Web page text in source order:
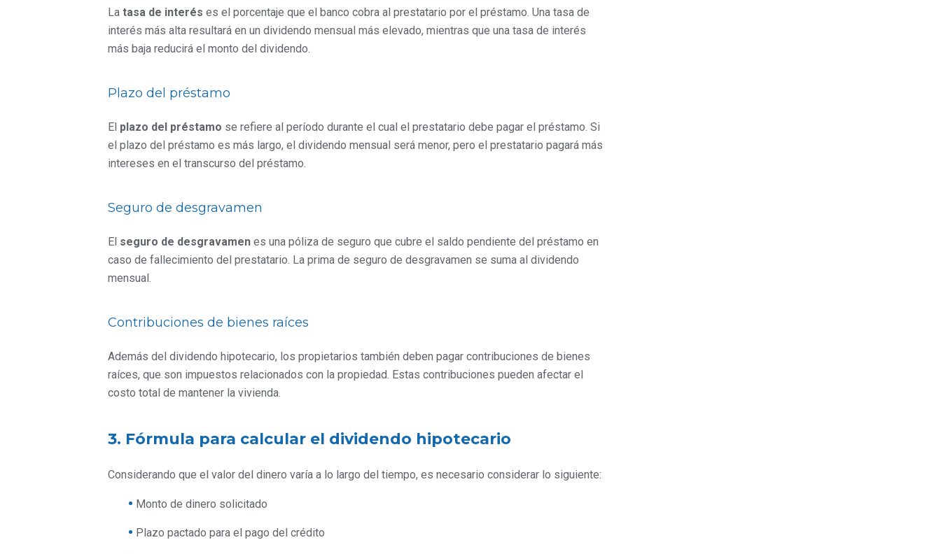
La tasa de interés es el porcentaje que el banco cobra al prestatario por el préstamo. Una tasa de
interés más alta resultará en un dividendo mensual más elevado, mientras que una tasa de interés
más baja reducirá el monto del dividendo.
Plazo del préstamo
El plazo del préstamo se refiere al período durante el cual el prestatario debe pagar el préstamo. Si
el plazo del préstamo es más largo, el dividendo mensual será menor, pero el prestatario pagará más
intereses en el transcurso del préstamo.
Seguro de desgravamen
El seguro de desgravamenes una póliza de seguro que cubre el saldo pendiente del préstamo en
caso de fallecimiento del prestatario. La prima de seguro de desgravamen se suma al dividendo
mensual.
Contribuciones de bienes raíces
Además del dividendo hipotecario, los propietarios también deben pagar contribuciones de bienes
raíces, que son impuestos relacionados con la propiedad. Estas contribuciones pueden afectar el
costo total de mantener la vivienda.
3. Fórmula para calcular el dividendo hipotecario
Considerando que el valor del dinero varía a lo largo del tiempo, es necesario considerar lo siguiente:
Monto de dinero solicitado
Plazo pactado para el pago del crédito